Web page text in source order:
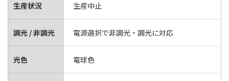
生産状況 生産中止
調光 / 非調光 電源選択で非調光・調光に対応
光色 電球色